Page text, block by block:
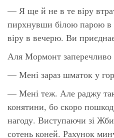
— Я ще й не в те віру
пирхнувши білою парою в
віру в вечерю. Ви
Аля Мормонт заперечливо
— Мені зараз шматок у
— Мені теж. Але раджу
конятини, бо скоро
нагоду. Виступаючи зі
сотень коней. Рахунок